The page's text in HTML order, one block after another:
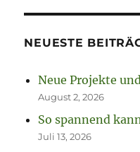
NEUESTE
Neue Projekte
August 2, 2026
So spannend
Juli 13, 2026